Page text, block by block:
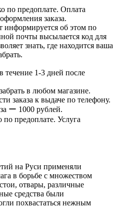
по предоплате. Оплата
заказа.
информируется об этом по
почты высылается код для
знать, где находится ваша
течение 1-3 дней после
в любом магазине.
заказа к выдаче по телефону.
ー 1000 рублей.
по предоплате. Услуга
на Руси применяли
в борьбе с множеством
отвары, различные
средства были
похвастаться нежным